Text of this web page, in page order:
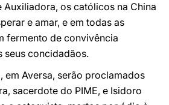
Auxiliadora, os católicos na China
e amar, e em todas as
fermento de convivência
seus concidadãos.
em Aversa, serão proclamados
sacerdote do PIME, e Isidoro